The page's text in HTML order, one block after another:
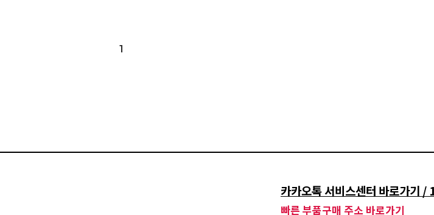
1
카카오톡 서비스센터 바로가기
빠른 부품구매 주소 바로가기